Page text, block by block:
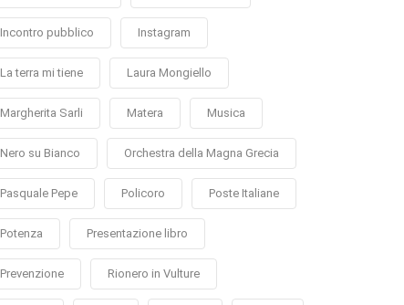
Incontro pubblico Instagram
La terra mi tiene Laura Mongiello
Margherita Sarli Matera Musica
Nero su Bianco Orchestra della Magna Grecia
Pasquale Pepe Policoro Poste Italiane
Potenza Presentazione libro
Prevenzione Rionero in Vulture